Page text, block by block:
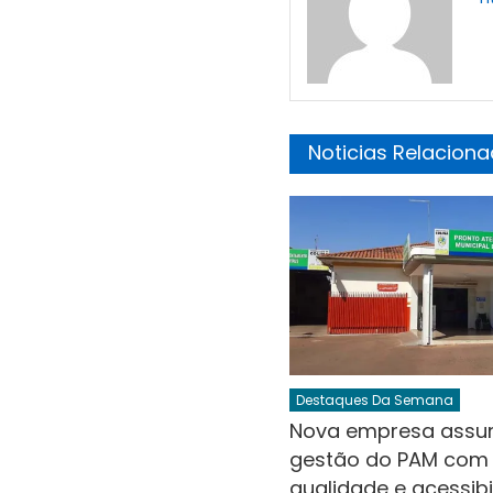
Noticias
Destaques Da Semana
Nova empresa
gestão do PAM